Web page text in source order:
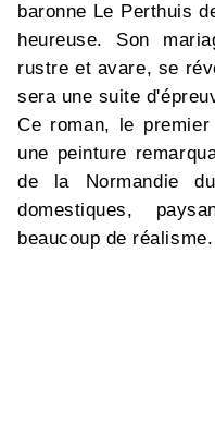
baronne Le Perthuis
heureuse. Son
rustre et avare, se
sera une suite
Ce roman, le
une peinture
de la Normandie
domestiques,
beaucoup de réalisme.